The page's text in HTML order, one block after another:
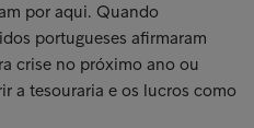
por aqui. Quando
portugueses afirmaram
crise no próximo ano ou
a tesouraria e os lucros como